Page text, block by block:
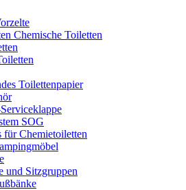
Chemische Toiletten
Toilettenpapier
SOG
für Chemietoiletten
und Sitzgruppen